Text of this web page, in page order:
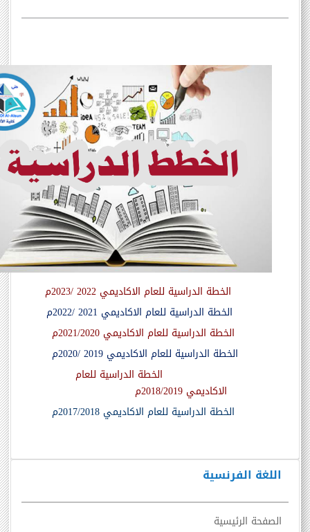
اللغة الفرنسية
الصفحة الرئيسية
الخطة الدراسية للعام الاكاديمي 2022 /2023م
الخطة الدراسية للعام الاكاديمي 2021/2022م
الخطة الدراسية للعام الاكاديمي 2021/2020م
الخطة الدراسية للعام الاكاديمي 2019 /2020م
الخطة الدراسية للعام
الاكاديمي 2018/2019م
الخطة الدراسية للعام الاكاديمي 2017/2018
م